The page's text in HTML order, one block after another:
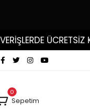
ÜCRETSİZ
0
Sepetim